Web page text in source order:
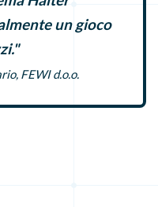
un gioco
FEWI d.o.o.